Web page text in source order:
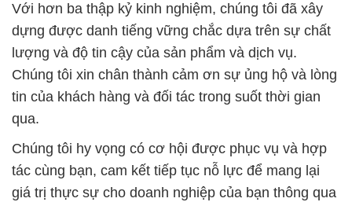
Với hơn ba thập kỷ kinh nghiệm, chúng tôi đã xây
dựng được danh tiếng vững chắc dựa trên sự chất
lượng và độ tin cậy của sản phẩm và dịch vụ.
Chúng tôi xin chân thành cảm ơn sự ủng hộ và lòng
tin của khách hàng và đối tác trong suốt thời gian
qua.
Chúng tôi hy vọng có cơ hội được phục vụ và hợp
tác cùng bạn, cam kết tiếp tục nỗ lực để mang lại
giá trị thực sự cho doanh nghiệp của bạn thông qua